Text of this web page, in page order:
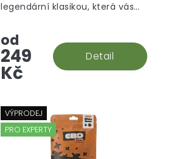
od
249
Kč
Detail
legendární klasikou, která vás
vůní a nezaměnitelným
chuťovým profilem. Tato
odrůda,...
VÝPRODEJ
PRO EXPERTY